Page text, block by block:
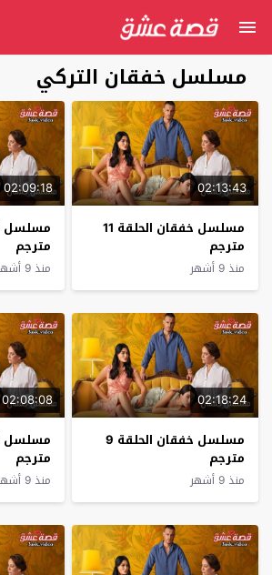
مسلسل خفقان التركي
02:13:43
مسلسل خفقان الحلقة 11
مترجم
منذ 9 أشهر
02:09:18
مترجم
منذ 9 أشهر
02:18:24
مسلسل خفقان الحلقة 9
مترجم
منذ 9 أشهر
02:08:08
مترجم
منذ 9 أشهر